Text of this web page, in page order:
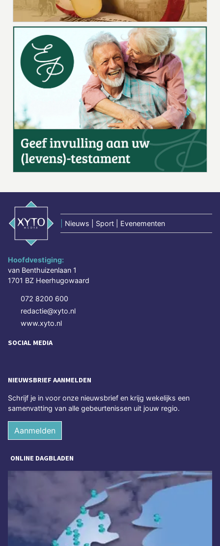
Nieuws | Sport | Evenementen
Hoofdvestiging:
van Benthuizenlaan 1
1701 BZ Heerhugowaard
072 8200 600
redactie@xyto.nl
www.xyto.nl
SOCIAL MEDIA
NIEUWSBRIEF AANMELDEN
Schrijf je in voor onze nieuwsbrief en krijg wekelijks een
samenvatting van alle gebeurtenissen uit jouw regio.
Aanmelden
ONLINE DAGBLADEN